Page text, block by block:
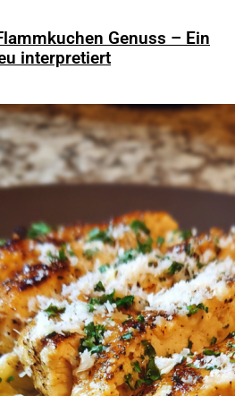
Genuss – Ein
interpretiert